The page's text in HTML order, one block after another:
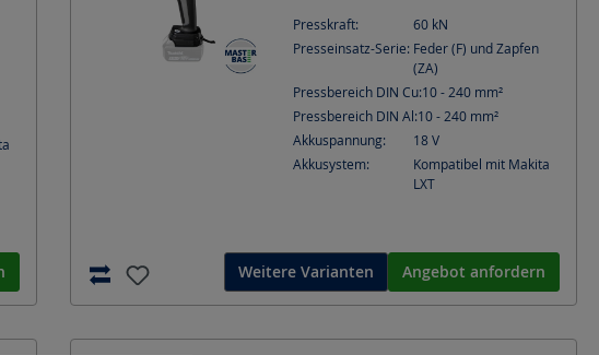
Presskraft: 60 kN
Presseinsatz-Serie: Feder (F) und Zapfen
(ZA)
Pressbereich DIN Cu:10 - 240 mm²
Pressbereich DIN Al:10 - 240 mm²
Akkuspannung:
18V
Akkusystem:
Kompatibel mit Makita
LXT
Weitere Varianten Angebot anfordern